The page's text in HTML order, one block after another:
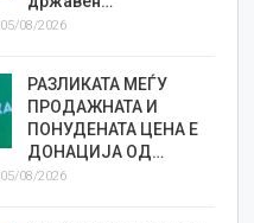
05/08/2026
РАЗЛИКАТА МЕЃУ
ПРОДАЖНАТА И
ПОНУДЕНАТА ЦЕНА Е
ДОНАЦИЈА ОД…
05/08/2026